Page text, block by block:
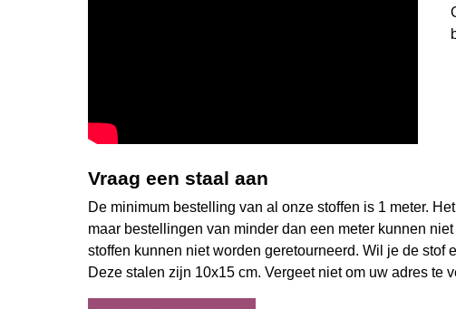
Vraag een staal aan
De minimum bestelling van al onze stoffen is 1 meter.
maar bestellingen van minder dan een meter kunnen
stoffen kunnen niet worden geretourneerd. Wil je de stof
Deze stalen zijn 10x15 cm. Vergeet niet om uw adres te